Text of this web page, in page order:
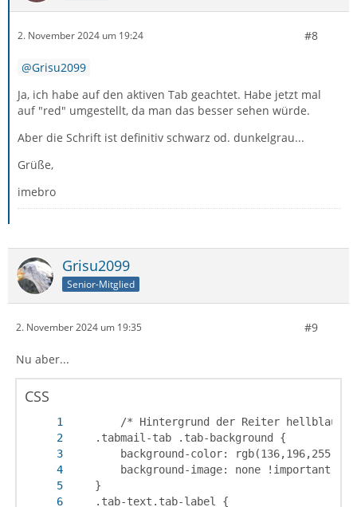
2. November 2024 um 19:24 #8
Grisu2099
Ja, ich habe auf den aktiven Tab geachtet. Habe jetzt mal
auf "red" umgestellt, da man das besser sehen würde.
Aber die Schrift ist definitiv schwarz od. dunkelgrau...
Grüße,
imebro
Grisu2099
Senior-Mitglied
2. November 2024 um 19:35 #9
Nu aber...
CSS